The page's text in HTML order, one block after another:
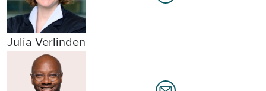
Julia Verlinden